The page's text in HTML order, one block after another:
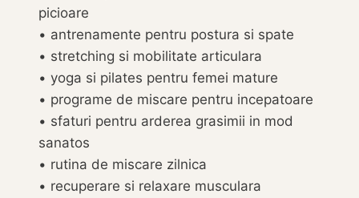
picioare
• antrenamente pentru postura si spate
• stretching si mobilitate articulara
• yoga si pilates pentru femei mature
• programe de miscare pentru incepatoare
• sfaturi pentru arderea grasimii in mod
sanatos
• rutina de miscare zilnica
• recuperare si relaxare musculara